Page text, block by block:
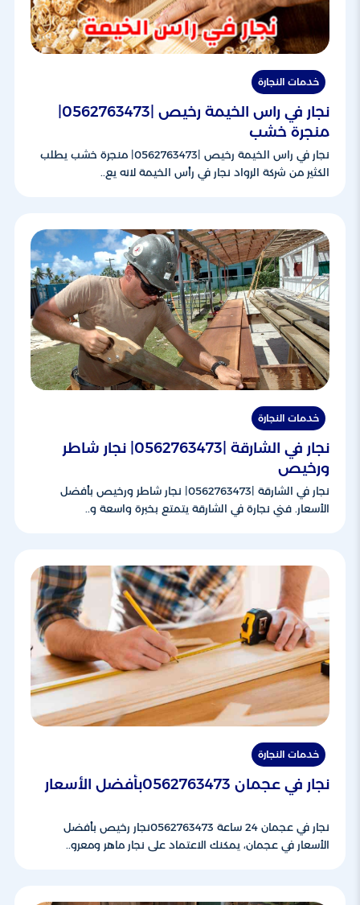
خدمات النجارة
منجرة خشب
نجار في راس الخيمة رخيص |0562763473| منجرة خشب يطلب
الكثير من شركة الرواد نجار في رأس الخيمة لانه يع..
خدمات النجارة
نجار في الشارقة |0562763473| نجار شاطر
ورخيص
نجار في الشارقة |0562763473| نجار شاطر ورخيص بأفضل
الأسعار. فني نجارة في الشارقة يتمتع بخبرة واسعة و..
خدمات النجارة
نجار في عجمان 0562763473بأفضل الأسعار
نجار في عجمان 24 ساعة 0562763473نجار رخيص بأفضل
الأسعار في عجمان، يمكنك الاعتماد على نجار ماهر ومعرو..